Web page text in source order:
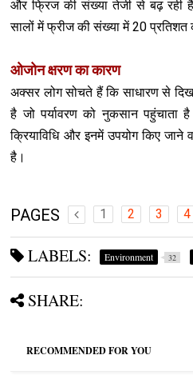
और फ्रिज की संख्या तेजी से बढ़ रही
सालों में फ्रीज की संख्या में 20 प्रतिशत
ओजोन क्षरण का कारण
अक्सर लोग सोचते हैं कि साधारण से
है जो पर्यावरण को नुकसान
क्रियाविधि और इनमें उपयोग किए
है।
PAGES 1 2 3 4
LABELS: Environment 32
SHARE:
RECOMMENDED FOR YOU